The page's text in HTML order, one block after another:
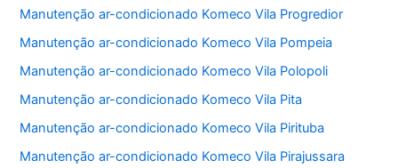
Manutenção ar-condicionado Komeco Vila Progredior
Manutenção ar-condicionado Komeco Vila Pompeia
Manutenção ar-condicionado Komeco Vila Polopoli
Manutenção ar-condicionado Komeco Vila Pita
Manutenção ar-condicionado Komeco Vila Pirituba
Manutenção ar-condicionado Komeco Vila Pirajussara